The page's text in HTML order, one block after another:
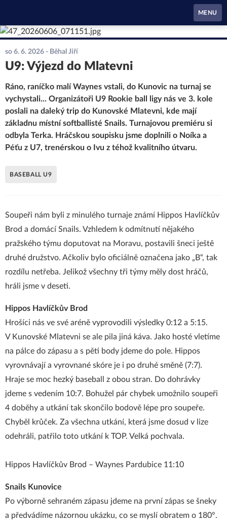
MENU
so 6. 6. 2026 - Běhal Jiří
U9: Výjezd do Mlatevni
Ráno, raníčko malí Waynes vstali, do Kunovic na turnaj se
vychystali... Organizátoři U9 Rookie ball ligy nás ve 3. kole
poslali na daleký trip do Kunovské Mlatevni, kde mají
základnu místní softballisté Snails. Turnajovou premiéru si
odbyla Terka. Hráčskou soupisku jsme doplnili o Noíka a
Péťu z U7, trenérskou o Ivu z téhož kvalitního útvaru.
BASEBALL U9
Soupeři nám byli z minulého turnaje známí Hippos Havlíčkův
Brod a domácí Snails. Vzhledem k odmítnutí nějakého
pražského týmu doputovat na Moravu, postavili šneci ještě
druhé družstvo. Ačkoliv bylo oficiálně označena jako „B“, tak
rozdílu netřeba. Jelikož všechny tři týmy měly dost hráčů,
hráli jsme v deseti.
Hippos Havlíčkův Brod
Hrošíci nás ve své aréně vyprovodili výsledky 0:12 a 5:15.
V Kunovské Mlatevni se ale pila jiná káva. Jako hosté vletíme
na pálce do zápasu a s pěti body jdeme do pole. Hippos
vyrovnávají a vyrovnané skóre je i po druhé směně (7:7).
Hraje se moc hezký baseball z obou stran. Do dohrávky
jdeme s vedením 10:7. Bohužel pár chybek umožnilo soupeři
4 doběhy a utkání tak skončilo bodově lépe pro soupeře.
Chyběl krůček. Za všechna utkání, která jsme dosud v lize
odehráli, patřilo toto utkání k TOP. Velká pochvala.
Hippos Havlíčkův Brod – Waynes Pardubice 11:10
Snails Kunovice
Po výborně sehraném zápasu jdeme na první zápas se šneky
a předvádíme názornou ukázku, co se myslí obratem o 180°.